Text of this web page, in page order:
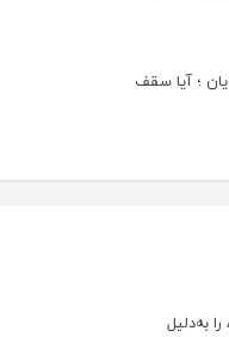
؛ آیا سقف
OpenAI توسعه مدل Astra را به‌دلیل